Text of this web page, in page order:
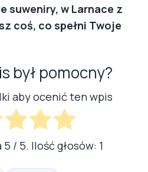
suweniry, w Larnace z
coś, co spełni Twoje
był pomocny?
aby ocenić ten wpis
5 / 5. Ilość głosów: 1